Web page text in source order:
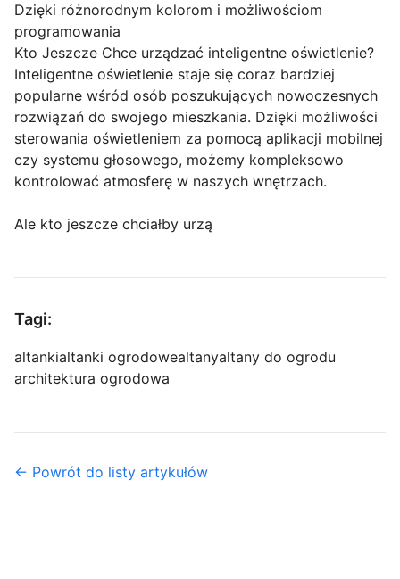
Dzięki różnorodnym kolorom i możliwościom
programowania
Kto Jeszcze Chce urządzać inteligentne oświetlenie?
Inteligentne oświetlenie staje się coraz bardziej
popularne wśród osób poszukujących nowoczesnych
rozwiązań do swojego mieszkania. Dzięki możliwości
sterowania oświetleniem za pomocą aplikacji mobilnej
czy systemu głosowego, możemy kompleksowo
kontrolować atmosferę w naszych wnętrzach.
Ale kto jeszcze chciałby urzą
Tagi:
altankialtanki ogrodowealtanyaltany do ogrodu
architektura ogrodowa
← Powrót do listy artykułów